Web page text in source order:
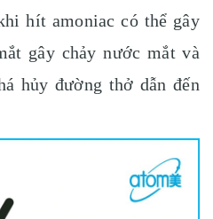
hít amoniac có thể gây
gây chảy nước mắt và
hủy đường thở dẫn đến